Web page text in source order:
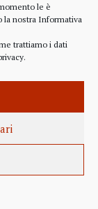
le è
la nostra Informativa
trattiamo i dati
.